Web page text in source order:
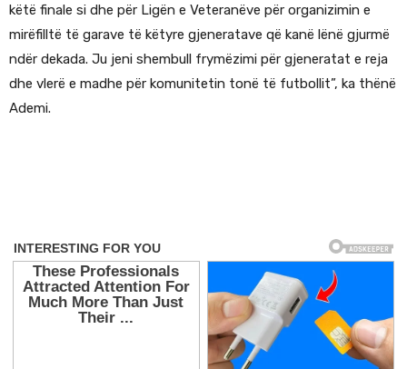
këtë finale si dhe për Ligën e Veteranëve për organizimin e
mirëfilltë të garave të këtyre gjeneratave që kanë lënë gjurmë
ndër dekada. Ju jeni shembull frymëzimi për gjeneratat e reja
dhe vlerë e madhe për komunitetin tonë të futbollit”, ka thënë
Ademi.